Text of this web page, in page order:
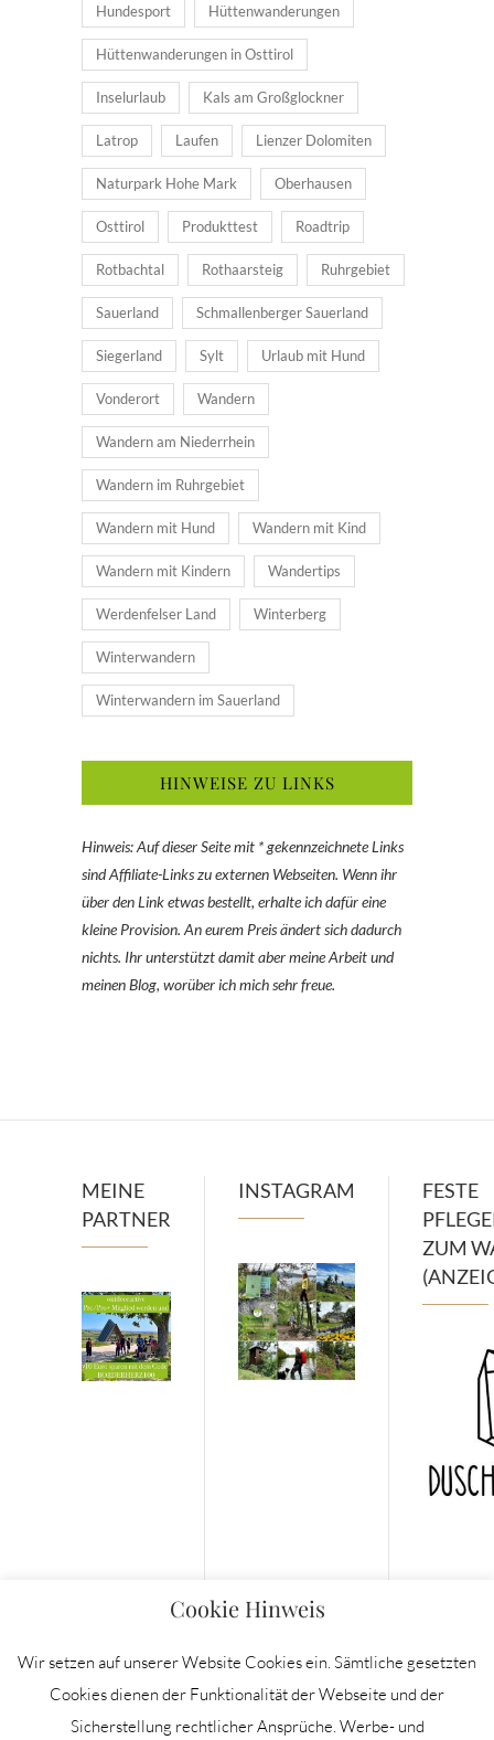
Hundesport Hüttenwanderungen
Hüttenwanderungen in Osttirol
Inselurlaub Kals am Großglockner
Latrop Laufen Lienzer Dolomiten
Naturpark Hohe Mark Oberhausen
Osttirol Produkttest Roadtrip
Rotbachtal Rothaarsteig Ruhrgebiet
Sauerland Schmallenberger Sauerland
Siegerland Sylt Urlaub mit Hund
Vonderort Wandern
Wandern am Niederrhein
Wandern im Ruhrgebiet
Wandern mit Hund Wandern mit Kind
Wandern mit Kindern Wandertips
Werdenfelser Land Winterberg
Winterwandern
Winterwandern im Sauerland
HINWEISE ZU LINKS
Hinweis: Auf dieser Seite mit * gekennzeichnete Links
sind Affiliate-Links zu externen Webseiten. Wenn ihr
über den Link etwas bestellt, erhalte ich dafür eine
kleine Provision. An eurem Preis ändert sich dadurch
nichts. Ihr unterstützt damit aber meine Arbeit und
meinen Blog, worüber ich mich sehr freue.
MEINE
PARTNER
INSTAGRAM
FESTE
ZUM
Cookie Hinweis
Wir setzen auf unserer Website Cookies ein. Sämtliche gesetzten
Cookies dienen der Funktionalität der Webseite und der
Sicherstellung rechtlicher Ansprüche. Werbe- und